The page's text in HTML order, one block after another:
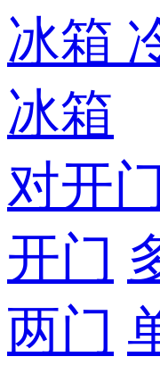
冰箱
冰箱
对开门
开门
两门